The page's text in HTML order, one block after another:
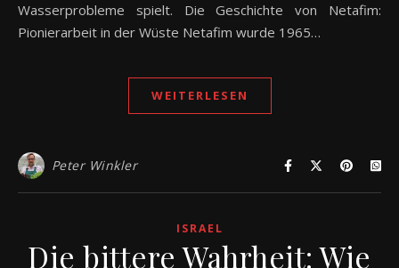
Wasserprobleme spielt. Die Geschichte von Netafim:
Pionierarbeit in der Wüste Netafim wurde 1965…
WEITERLESEN
Peter Winkler
ISRAEL
Die bittere Wahrheit: Wie